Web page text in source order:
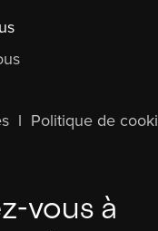
Politique de
vous à